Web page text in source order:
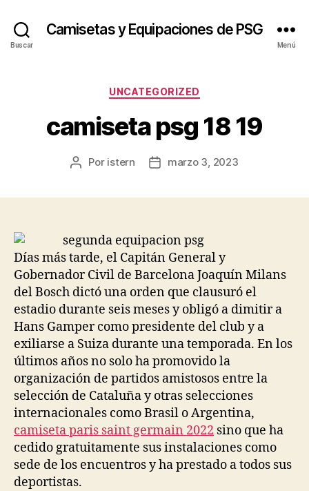
Buscar
Camisetas y Equipaciones de PSG
Menú
Categorías
UNCATEGORIZED
camiseta psg 18 19
Autor
Por istern
Fechamarzo 3, 2023
Días más tarde, el Capitán General y
Gobernador Civil de Barcelona Joaquín Milans
del Bosch dictó una orden que clausuró el
estadio durante seis meses y obligó a dimitir a
Hans Gamper como presidente del club y a
exiliarse a Suiza durante una temporada. En los
últimos años no solo ha promovido la
organización de partidos amistosos entre la
selección de Cataluña y otras selecciones
internacionales como Brasil o Argentina,
camiseta paris saint germain 2022 sino que ha
cedido gratuitamente sus instalaciones como
sede de los encuentros y ha prestado a todos sus
deportistas.